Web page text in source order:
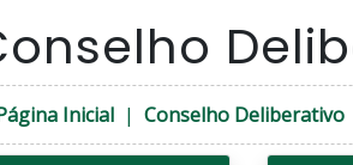
Inicial | Conselho Deliberativo